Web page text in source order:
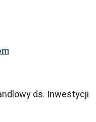
ds. Inwestycji